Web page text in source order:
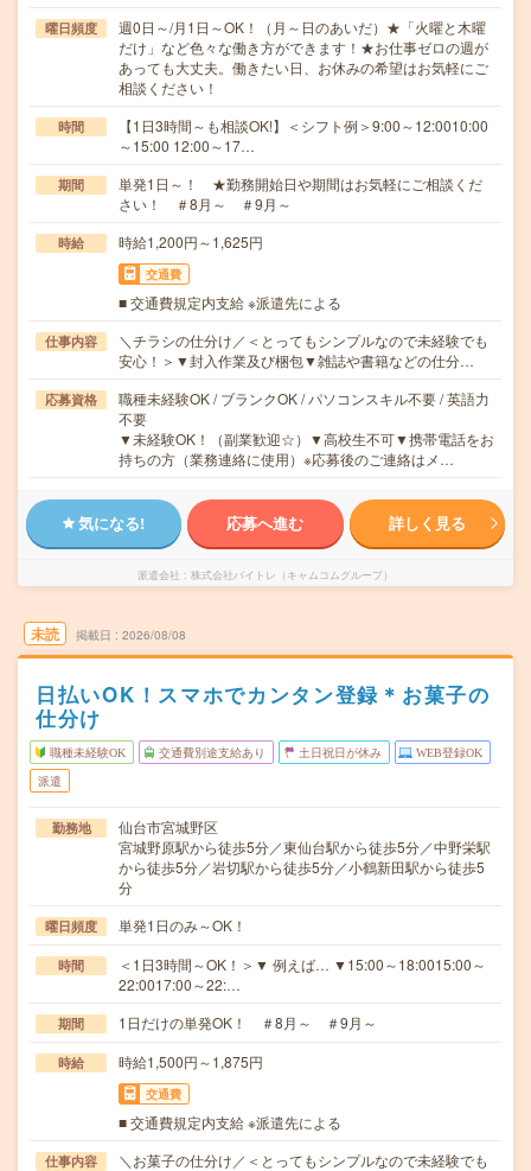
曜日頻度
週0日～/月1日～OK！（月～日のあいだ）★「火曜と木曜
だけ」など色々な働き方ができます！★お仕事ゼロの週が
あっても大丈夫。働きたい日、お休みの希望はお気軽にご
相談ください！
時間
【1日3時間～も相談OK!】＜シフト例＞9:00～12:0010:00
～15:00 12:00～17…
期間
単発1日～！ ★勤務開始日や期間はお気軽にご相談くだ
さい！ ＃8月～ ＃9月～
時給 時給1,200円～1,625円
交通費
■ 交通費規定内支給 ※派遣先による
仕事内容
＼チラシの仕分け／＜とってもシンプルなので未経験でも
安心！＞▼封入作業及び梱包▼雑誌や書籍などの仕分…
応募資格
職種未経験OK / ブランクOK / パソコンスキル不要 / 英語力
不要
▼未経験OK！（副業歓迎☆）▼高校生不可▼携帯電話をお
持ちの方（業務連絡に使用）※応募後のご連絡はメ…
気になる! 応募へ進む 詳しく見る
派遣会社 株式会社バイトレ（キャムコムグループ）
未読 掲載日 2026/08/08
日払いOK！スマホでカンタン登録＊お菓子の
仕分け
職種未経験OK 交通費別途支給あり 土日祝日が休み WEB登録OK
派遣
勤務地
仙台市宮城野区
宮城野原駅から徒歩5分／東仙台駅から徒歩5分／中野栄駅
から徒歩5分／岩切駅から徒歩5分／小鶴新田駅から徒歩5
分
曜日頻度 単発1日のみ～OK！
時間
＜1日3時間～OK！＞▼ 例えば… ▼15:00～18:0015:00～
22:0017:00～22:…
期間 1日だけの単発OK！ ＃8月～ ＃9月～
時給 時給1,500円～1,875円
交通費
■ 交通費規定内支給 ※派遣先による
仕事内容
＼お菓子の仕分け／＜とってもシンプルなので未経験でも